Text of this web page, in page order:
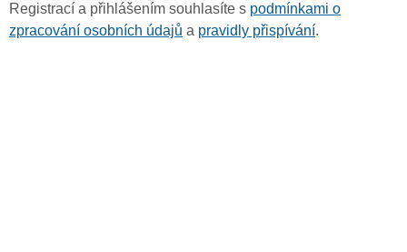
Registrací a přihlášením souhlasíte s podmínkami o
zpracování osobních údajů a pravidly přispívání.